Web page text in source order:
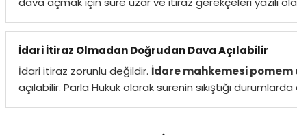
İdari İtiraz Olmadan Doğrudan Dava Açılabilir
İdari itiraz zorunlu değildir. İdare mahkemesi
açılabilir. Parla Hukuk olarak sürenin sıkıştığı